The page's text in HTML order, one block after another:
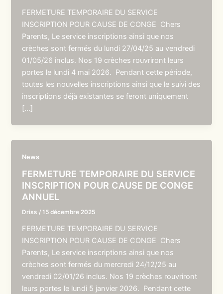
FERMETURE TEMPORAIRE DU SERVICE
INSCRIPTION POUR CAUSE DE CONGE Chers
Parents, Le service inscriptions ainsi que nos
crèches sont fermés du lundi 27/04/25 au vendredi
01/05/26 inclus. Nos 19 crèches rouvriront leurs
portes le lundi 4 mai 2026. Pendant cette période,
toutes les nouvelles inscriptions ainsi que le suivi des
inscriptions déjà existantes se feront uniquement
[…]
News
FERMETURE TEMPORAIRE DU SERVICE
INSCRIPTION POUR CAUSE DE CONGE
ANNUEL
Driss /15 décembre 2025
FERMETURE TEMPORAIRE DU SERVICE
INSCRIPTION POUR CAUSE DE CONGE Chers
Parents, Le service inscriptions ainsi que nos
crèches sont fermés du mercredi 24/12/25 au
vendredi 02/01/26 inclus. Nos 19 crèches rouvriront
leurs portes le lundi 5 janvier 2026. Pendant cette